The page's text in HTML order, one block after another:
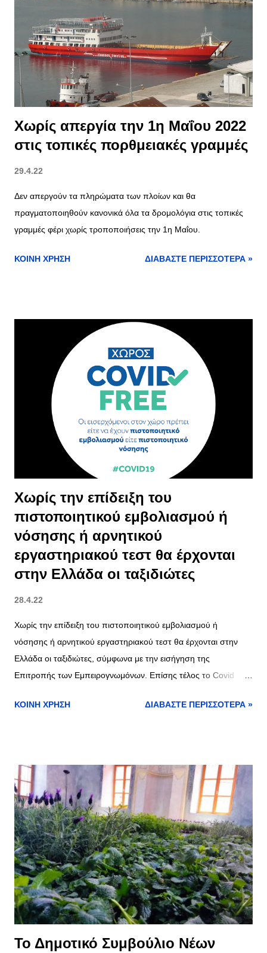
αναβίωσης του εθίμου, με 2 χρόνια αποχής λόγω πανδημίας,
φέτος και πάλι συνεπείς. Ευχαριστούμε όλους εσάς που με την
παρουσία σας συμβάλατε στην αναβίωση και δείξατε έμπρακτα
την αγάπη σας για τον τόπο και τα έθιμά του. Ευχαριστούμε
τον σύλλογο "το Μικρό Καζαβήτι" που δέχθηκε την π...
Χωρίς απεργία την 1η Μαΐου 2022
στις τοπικές πορθμειακές γραμμές
29.4.22
Δεν απεργούν τα πληρώματα των πλοίων και θα
πραγματοποιηθούν κανονικά όλα τα δρομολόγια στις τοπικές
γραμμές φέρι χωρίς τροποποιήσεις την 1η Μαΐου.
ΚΟΙΝΉ ΧΡΉΣΗ ΔΙΑΒΆΣΤΕ ΠΕΡΙΣΣΌΤΕΡΑ »
Χωρίς την επίδειξη του
πιστοποιητικού εμβολιασμού ή
νόσησης ή αρνητικού
εργαστηριακού τεστ θα έρχονται
στην Ελλάδα οι ταξιδιώτες
28.4.22
Χωρίς την επίδειξη του πιστοποιητικού εμβολιασμού ή
νόσησης ή αρνητικού εργαστηριακού τεστ θα έρχονται στην
Ελλάδα οι ταξιδιώτες, σύμφωνα με την εισήγηση της
Επιτροπής των Εμπειρογνωμόνων. Επίσης τέλος το Covid
εστίαση και διασκέδαση στο 100%. Δεκτές έγιναν από την
υπουργείου Υγείας: Στη συνεδρίασή της η Επιτροπή
Εμπειρογνωμόνων του Υπουργείου Υγείας εισηγήθηκε
ομόφωνα: 28/4/22, 9:17 μ.μ. Αναστολή covid pass από 1η
Μαΐου - Τί αλλάζει με τα rapid test στους ανεμβολίαστους από
1η Μαΐου και επαναφορά της χωρητικότητας σε εστίαση και
διασκέδαση στο 100%. – Αναστολή πιστοποιητικού EUDCC
στις πύλες εισόδου της χώρας. – 1 rapid τεστ την εβδομάδα
(από δύο που ήταν ως τώρα) στους ανεμβολίαστους
εργαζόμενους. Εξαιρούνται τα νοσοκομεία και οι Μονάδες
Φροντίδας Ηλ...
ΚΟΙΝΉ ΧΡΉΣΗ ΔΙΑΒΆΣΤΕ ΠΕΡΙΣΣΌΤΕΡΑ »
Το Δημοτικό Συμβούλιο Νέων